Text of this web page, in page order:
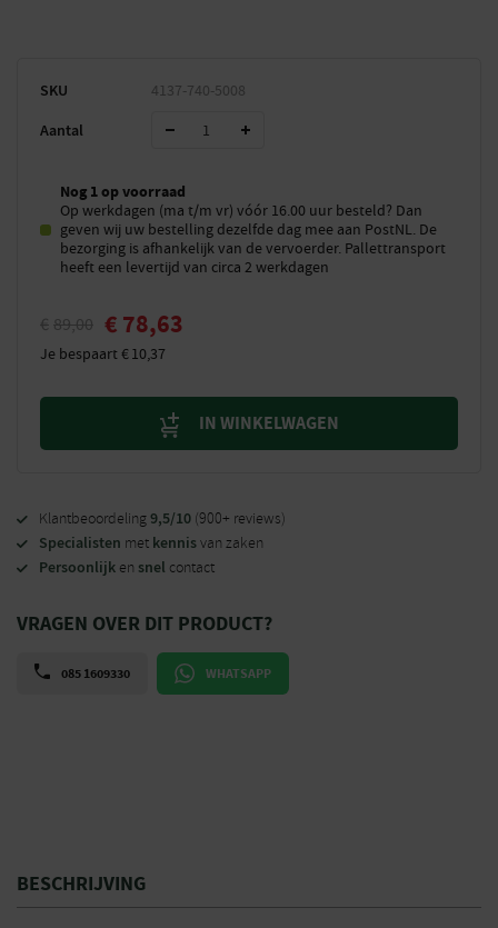
SKU 4137-740-5008
Aantal
Nog 1 op voorraad
Op werkdagen (ma t/m vr) vóór 16.00 uur besteld? Dan
geven wij uw bestelling dezelfde dag mee aan PostNL. De
bezorging is afhankelijk van de vervoerder. Pallettransport
heeft een levertijd van circa 2 werkdagen
€ 89,00 € 78,63
Je bespaart€10,37
IN WINKELWAGEN
Klantbeoordeling9,5/10 (900+ reviews)
Specialisten met kennisvan zaken
Persoonlijk en snel contact
VRAGEN OVER DIT PRODUCT?
085 1609330 WHATSAPP
BESCHRIJVING